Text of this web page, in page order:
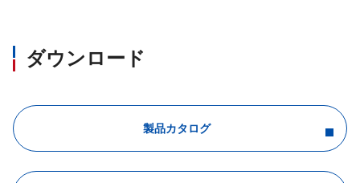
ダウンロード
製品カタログ